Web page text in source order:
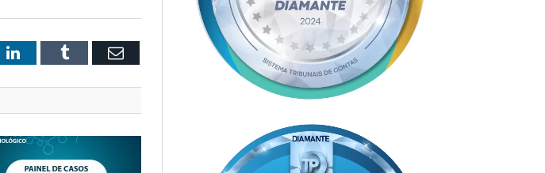
LinkedInTumblr Email